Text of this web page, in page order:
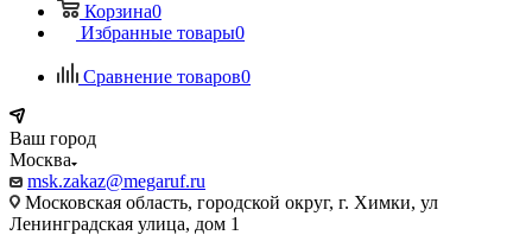
Корзина0
Избранные товары0
Сравнение товаров0
Ваш город
Москва
msk.zakaz@megaruf.ru
Московская область, городской округ, г. Химки, ул
Ленинградская улица, дом 1